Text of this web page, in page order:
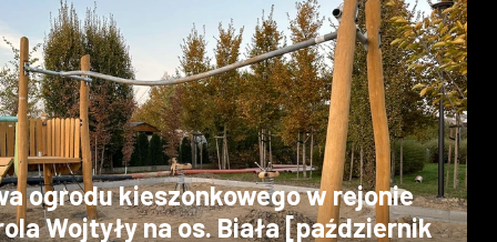
ogrodu kieszonkowego w rejonie
Wojtyły na os. Biała [październik